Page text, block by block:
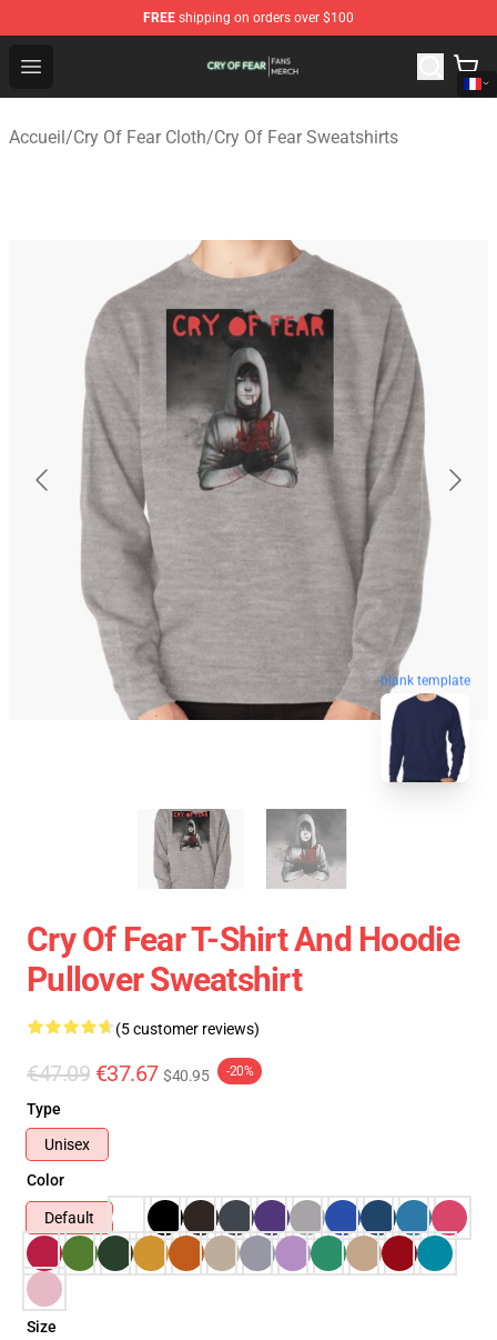
FREE shipping on orders over $100
Open menu
Cry Of Fear Shop - Official Cry Of Fear Merchandise Store
Accueil/Cry Of Fear Cloth/Cry Of Fear Sweatshirts
blank template
Cry Of Fear T-Shirt And Hoodie
Pullover Sweatshirt
(5 customer reviews)
€47.09 €37.67 $40.95 -20%
Type
Unisex
Color
Default
Size